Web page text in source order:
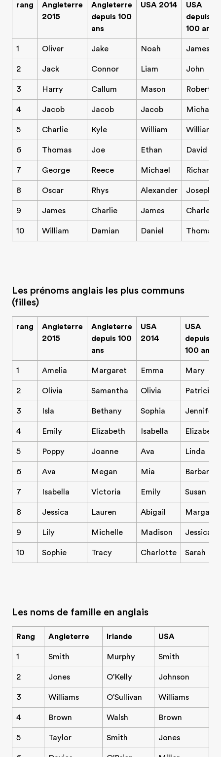
rang
Angleterre
2015
Angleterre
depuis 100
ans
USA 2014
USA
depuis
100 ans
1 Oliver Jake Noah James
2 Jack Connor Liam John
3 Harry Callum Mason Robert
4 Jacob Jacob Jacob Michael
5 Charlie Kyle William William
6 Thomas Joe Ethan David
7 George Reece Michael Richard
8 Oscar Rhys Alexander Joseph
9 James Charlie James Charles
10 William Damian Daniel Thomas
Les prénoms anglais les plus communs
(filles)
rang
Angleterre
2015
Angleterre
depuis 100
ans
USA
2014
USA
depuis
100 ans
1 Amelia Margaret Emma Mary
2 Olivia Samantha Olivia Patricia
3 Isla Bethany Sophia Jennifer
4 Emily Elizabeth Isabella Elizabeth
5 Poppy Joanne Ava Linda
6 Ava Megan Mia Barbara
7 Isabella Victoria Emily Susan
8 Jessica Lauren Abigail Margaret
9 Lily Michelle Madison Jessica
10 Sophie Tracy Charlotte Sarah
Les noms de famille en anglais
Rang Angleterre Irlande USA
1 Smith Murphy Smith
2 Jones O'Kelly Johnson
3 Williams O'Sullivan Williams
4 Brown Walsh Brown
5 Taylor Smith Jones